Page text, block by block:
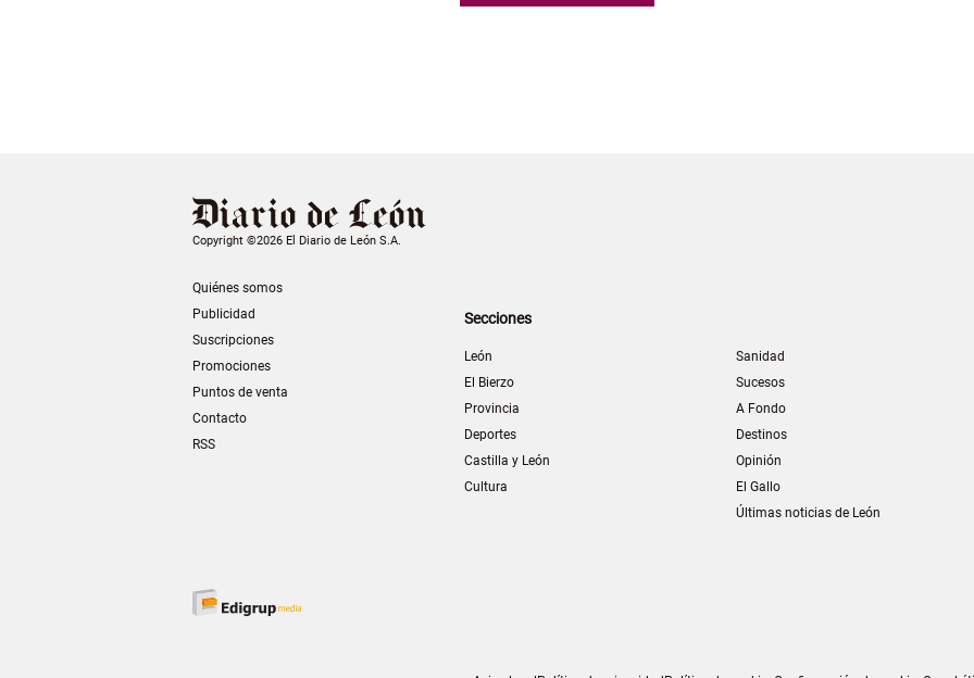
Copyright ©2026 El Diario de León S.A.
Quiénes somos
Publicidad
Suscripciones
Promociones
Puntos de venta
Contacto
RSS
Secciones
León
El Bierzo
Provincia
Deportes
Castilla y León
Cultura
Sanidad
Sucesos
A Fondo
Destinos
Opinión
El Gallo
Últimas noticias de León